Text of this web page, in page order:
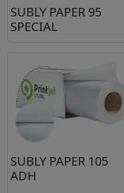
SUBLY PAPER 95
SPECIAL
SUBLY PAPER 105
ADH